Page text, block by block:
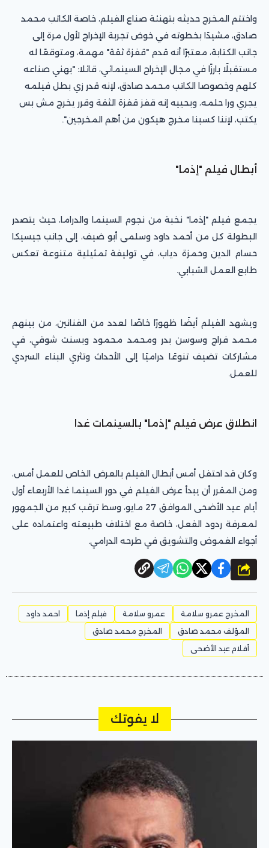
واختتم المخرج حديثه بتهنئة صناع الفيلم، خاصة الكاتب محمد
صادق، مشيدًا بخطوته في خوض تجربة الإخراج لأول مرة إلى
جانب الكتابة، معتبرًا أنه قدم "قفزة ثقة" مهمة، ومتوقعًا له
مستقبلًا بارزًا في مجال الإخراج السينمائي، قائلا: "بهني صناعه
كلهم وخصوصا الكاتب محمد صادق، لإنه قدر زي بطل فيلمه
يجري ورا حلمه، وبحييه إنه قفز قفزة الثقة وقرر يخرج مش بس
يكتب، لإننا كسبنا مخرج هيكون من أهم المخرجين".
أبطال فيلم "إذما"
يجمع فيلم "إذما" نخبة من نجوم السينما والدراما، حيث يتصدر
البطولة كل من أحمد داود وسلمى أبو ضيف، إلى جانب جيسيكا
حسام الدين وحمزة دياب، في توليفة تمثيلية متنوعة تعكس
طابع العمل الشبابي.
ويشهد الفيلم أيضًا ظهورًا خاصًا لعدد من الفنانين، من بينهم
محمد فراج وسوسن بدر ومحمد محمود وبسنت شوقي، في
مشاركات تضيف تنوعًا دراميًا إلى الأحداث وتثري البناء السردي
للعمل.
انطلاق عرض فيلم "إذما" بالسينمات غدا
وكان قد احتفل أمس أبطال الفيلم بالعرض الخاص للعمل أمس،
ومن المقرر أن يبدأ عرض الفيلم في دور السينما غدا الأربعاء أول
أيام عيد الأضحى الموافق 27 مايو، وسط ترقب كبير من الجمهور
لمعرفة ردود الفعل، خاصة مع اختلاف طبيعته واعتماده على
أجواء الغموض والتشويق في طرحه الدرامي.
شارك
المخرج عمرو سلامة عمرو سلامة فيلم إذما
احمد داود
المؤلف محمد صادق
المخرج محمد صادق
أفلام عيد الأضحى
لا يفوتك